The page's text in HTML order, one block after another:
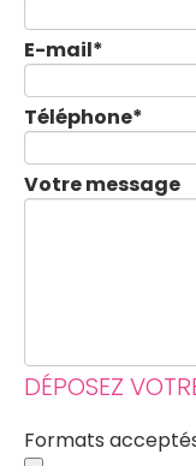
E-mail*
Téléphone*
Votre message
DÉPOSEZ
Formats acceptés